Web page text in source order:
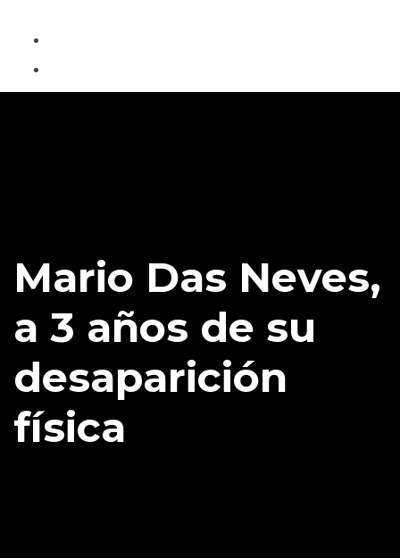
Mario Das Neves,
a 3 años de su
desaparición
física